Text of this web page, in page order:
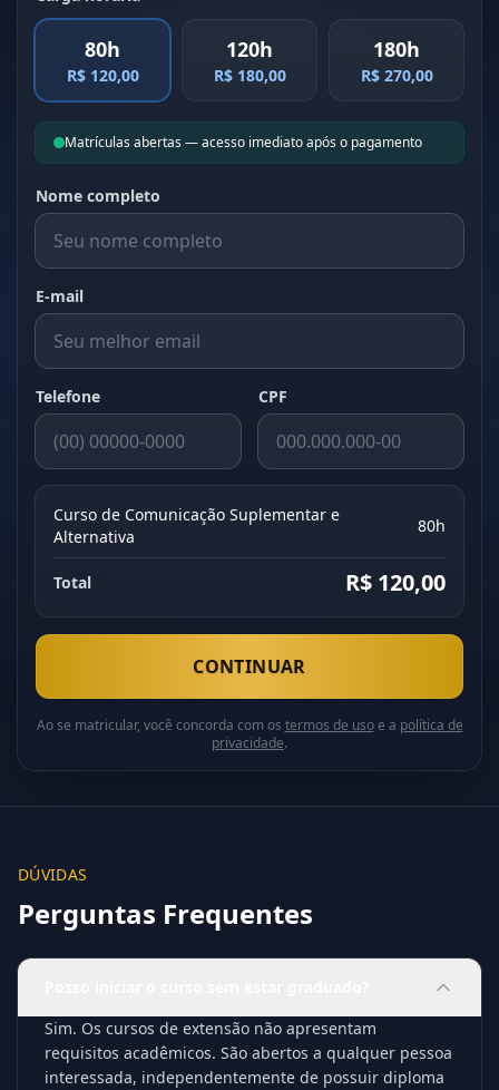
80h
R$ 120,00
120h
R$ 180,00
180h
R$ 270,00
Matrículas abertas — acesso imediato após o pagamento
Nome completo
E-mail
Telefone CPF
Curso de Comunicação Suplementar e
Alternativa
80h
Total R$ 120,00
CONTINUAR
Ao se matricular, você concorda com os termos de usoe a política de
privacidade.
DÚVIDAS
Perguntas Frequentes
Sim. Os cursos de extensão não apresentam
requisitos acadêmicos. São abertos a qualquer pessoa
interessada, independentemente de possuir diploma